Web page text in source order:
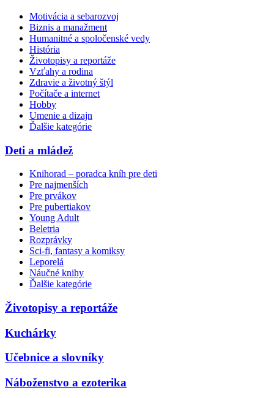
Motivácia a sebarozvoj
Biznis a manažment
Humanitné a spoločenské vedy
História
Životopisy a reportáže
Vzťahy a rodina
Zdravie a životný štýl
Počítače a internet
Hobby
Umenie a dizajn
Ďalšie kategórie
Deti a mládež
Knihorad – poradca kníh pre deti
Pre najmenších
Pre prvákov
Pre pubertiakov
Young Adult
Beletria
Rozprávky
Sci-fi, fantasy a komiksy
Leporelá
Náučné knihy
Ďalšie kategórie
Životopisy a reportáže
Kuchárky
Učebnice a slovníky
Náboženstvo a ezoterika